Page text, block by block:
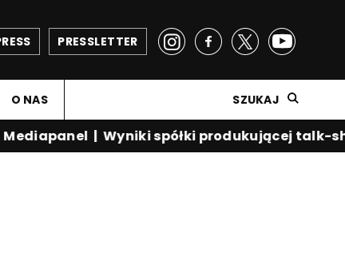
PRESSLETTER
O NAS SZUKAJ
|Wyniki spółki produkującej talk-